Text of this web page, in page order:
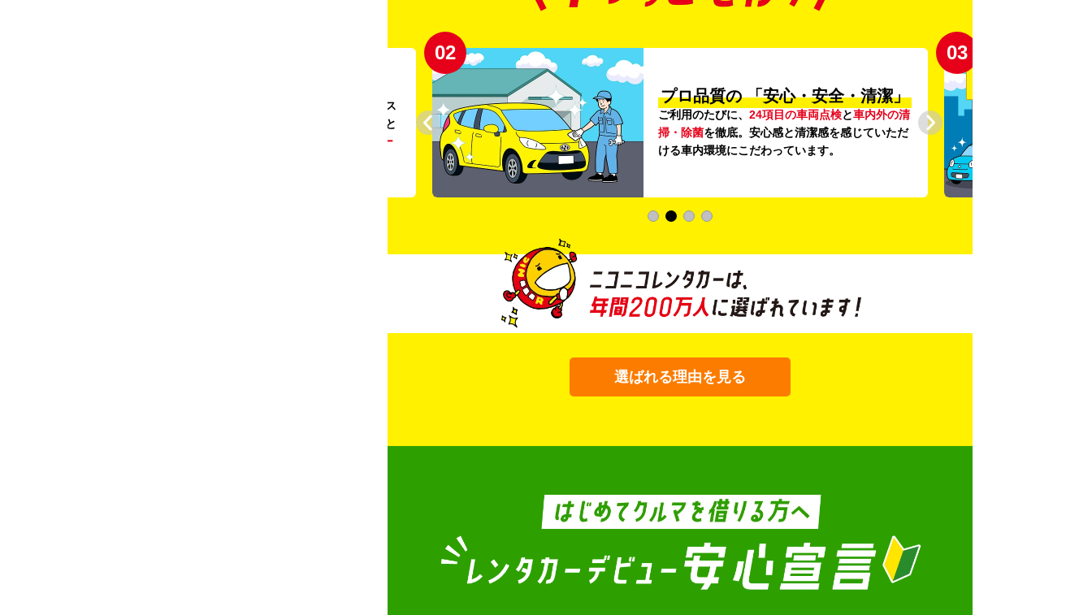
。ガソリンス
タンドや整備工場の既存インフラを活用すること
リー
02
プロ品質の 「安心・安全・清潔」
ご利用のたびに、 24項目の車両点検と車内外の清
掃・除菌を徹底。安心感と清潔感を感じていただ
ける車内環境にこだわっています。
03
選ばれる理由を見る